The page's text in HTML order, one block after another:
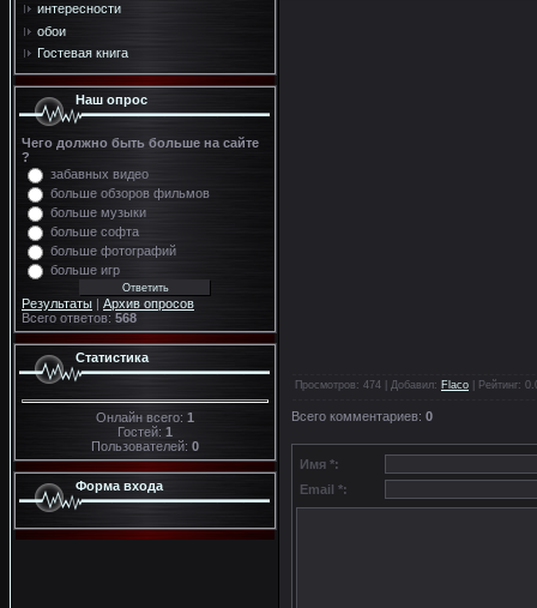
интересности
обои
Гостевая книга
Наш опрос
Чего должно быть больше на сайте
?
забавных видео
больше обзоров фильмов
больше музыки
больше софта
больше фотографий
больше игр
Результаты | Архив опросов
Всего ответов: 568
Статистика
Онлайн всего: 1
Гостей: 1
Пользователей: 0
Форма входа
Просмотров : 474 | Добавил: Flaco Рейтинг:
Всего комментариев: 0
Имя *:
Email *: